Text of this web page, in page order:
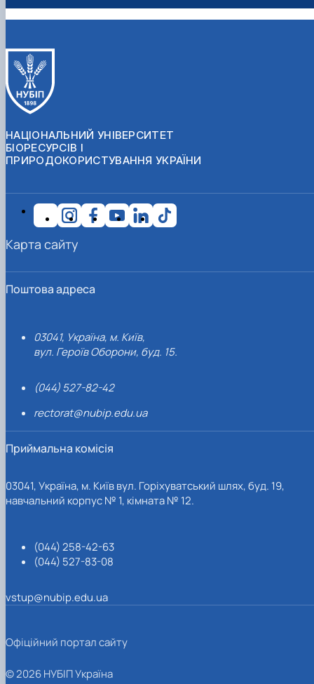
НАЦІОНАЛЬНИЙ УНІВЕРСИТЕТ
БІОРЕСУРСІВ І
ПРИРОДОКОРИСТУВАННЯ УКРАЇНИ
Поштова адреса
03041, Україна, м. Київ,
вул. Героїв Оборони, буд. 15.
(044) 527-82-42
rectorat@nubip.edu.ua
Приймальна комісія
03041, Україна, м. Київ вул. Горіхуватський шлях, буд. 19,
навчальний корпус № 1, кімната № 12.
(044) 258-42-63
(044) 527-83-08
vstup@nubip.edu.ua
Карта сайту
Офіційний портал сайту
© 2026 НУБІП Україна